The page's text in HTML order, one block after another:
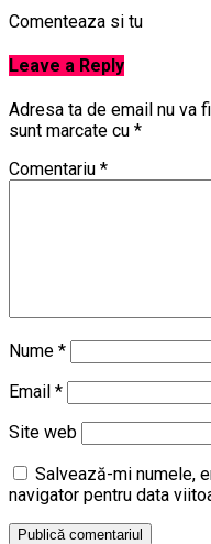
Comenteaza si tu
Leave a Reply
Adresa ta de email nu va
sunt marcate cu *
Comentariu *
Nume *
Email *
Site web
Salvează-mi numele,
navigator pentru data